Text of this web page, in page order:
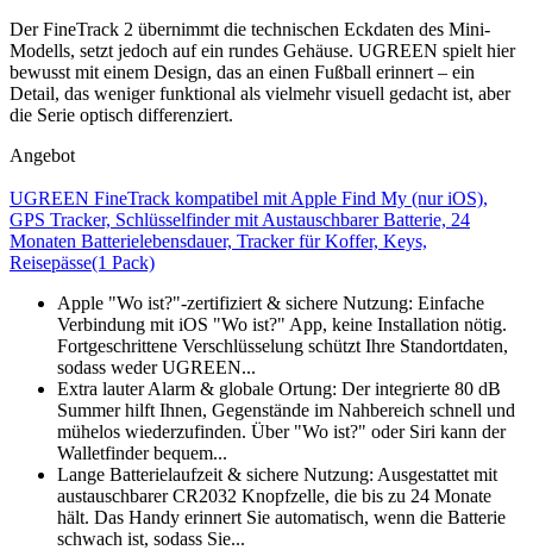
Der FineTrack 2 übernimmt die technischen Eckdaten des Mini-
Modells, setzt jedoch auf ein rundes Gehäuse. UGREEN spielt hier
bewusst mit einem Design, das an einen Fußball erinnert – ein
Detail, das weniger funktional als vielmehr visuell gedacht ist, aber
die Serie optisch differenziert.
Angebot
UGREEN FineTrack kompatibel mit Apple Find My (nur iOS),
GPS Tracker, Schlüsselfinder mit Austauschbarer Batterie, 24
Monaten Batterielebensdauer, Tracker für Koffer, Keys,
Reisepässe(1 Pack)
Apple "Wo ist?"-zertifiziert & sichere Nutzung: Einfache
Verbindung mit iOS "Wo ist?" App, keine Installation nötig.
Fortgeschrittene Verschlüsselung schützt Ihre Standortdaten,
sodass weder UGREEN...
Extra lauter Alarm & globale Ortung: Der integrierte 80 dB
Summer hilft Ihnen, Gegenstände im Nahbereich schnell und
mühelos wiederzufinden. Über "Wo ist?" oder Siri kann der
Walletfinder bequem...
Lange Batterielaufzeit & sichere Nutzung: Ausgestattet mit
austauschbarer CR2032 Knopfzelle, die bis zu 24 Monate
hält. Das Handy erinnert Sie automatisch, wenn die Batterie
schwach ist, sodass Sie...